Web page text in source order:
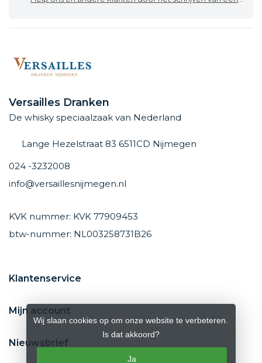
Versailles Dranken
De whisky speciaalzaak van Nederland
Lange Hezelstraat 83 6511CD Nijmegen
024 -3232008
info@versaillesnijmegen.nl
KVK nummer: KVK 77909453
btw-nummer: NL003258731B26
Klantenservice
Mijn account
Nieuwsbrief
Wij slaan cookies op om onze website te verbeteren.
Is dat akkoord?
Ja